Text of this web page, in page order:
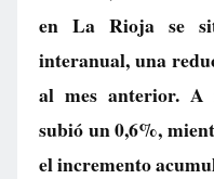
en La Rioja se
interanual, una
al mes anterior. A
subió un 0,6%,
el incremento